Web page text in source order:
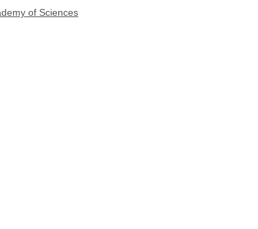
of Sciences